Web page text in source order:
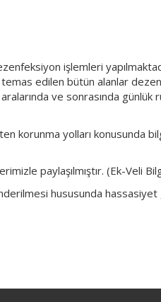
işlemleri
temas edilen bütün alanlar
ve sonrasında günlük
korunma yolları konusunda
paylaşılmıştır. (Ek-Veli
hususunda